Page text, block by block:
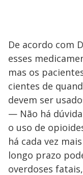
De acordo com
esses
mas os
cientes de
devem ser
— Não há
o uso de
há cada vez
longo prazo
overdoses